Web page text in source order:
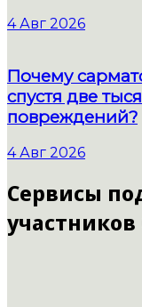
4 Авг 2026
Почему
спустя две
повреждений?
4 Авг 2026
Сервисы